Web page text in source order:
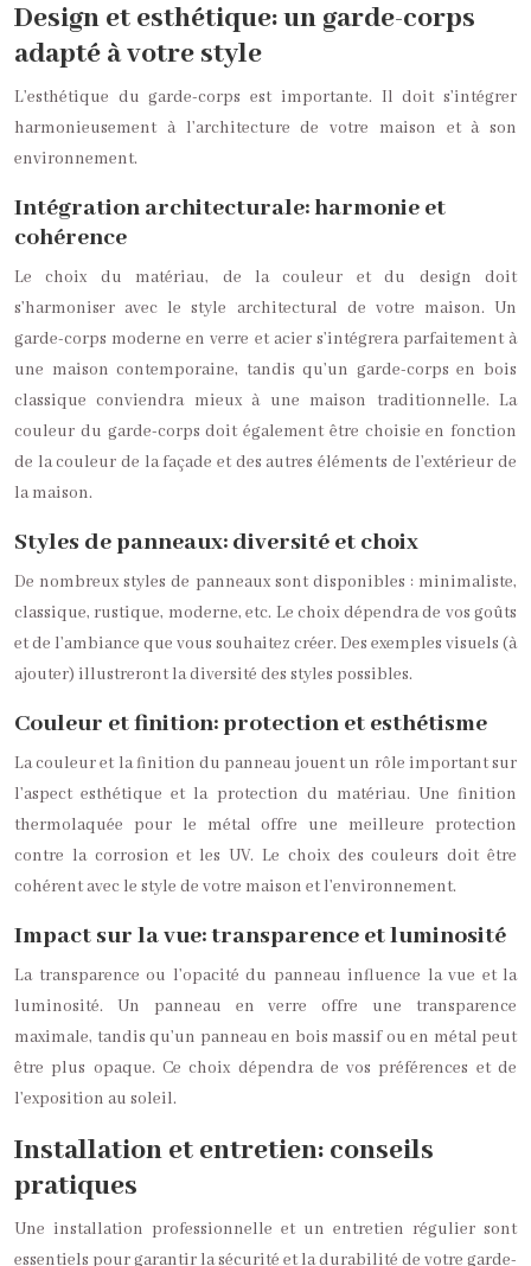
Design et esthétique: un garde-corps
adapté à votre style
L’esthétique du garde-corps est importante. Il doit s’intégrer
harmonieusement à l’architecture de votre maison et à son
environnement.
Intégration architecturale: harmonie et
cohérence
Le choix du matériau, de la couleur et du design doit
s’harmoniser avec le style architectural de votre maison. Un
garde-corps moderne en verre et acier s’intégrera parfaitement à
une maison contemporaine, tandis qu’un garde-corps en bois
classique conviendra mieux à une maison traditionnelle. La
couleur du garde-corps doit également être choisie en fonction
de la couleur de la façade et des autres éléments de l’extérieur de
la maison.
Styles de panneaux: diversité et choix
De nombreux styles de panneaux sont disponibles : minimaliste,
classique, rustique, moderne, etc. Le choix dépendra de vos goûts
et de l’ambiance que vous souhaitez créer. Des exemples visuels (à
ajouter) illustreront la diversité des styles possibles.
Couleur et finition: protection et esthétisme
La couleur et la finition du panneau jouent un rôle important sur
l’aspect esthétique et la protection du matériau. Une finition
thermolaquée pour le métal offre une meilleure protection
contre la corrosion et les UV. Le choix des couleurs doit être
cohérent avec le style de votre maison et l’environnement.
Impact sur la vue: transparence et luminosité
La transparence ou l’opacité du panneau influence la vue et la
luminosité. Un panneau en verre offre une transparence
maximale, tandis qu’un panneau en bois massif ou en métal peut
être plus opaque. Ce choix dépendra de vos préférences et de
l’exposition au soleil.
Installation et entretien: conseils
pratiques
Une installation professionnelle et un entretien régulier sont
essentiels pour garantir la sécurité et la durabilité de votre garde-